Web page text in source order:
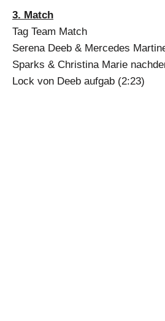
3. Match
Tag Team Match
Serena Deeb & Mercedes
Sparks & Christina Marie
Lock von Deeb aufgab (2:23)